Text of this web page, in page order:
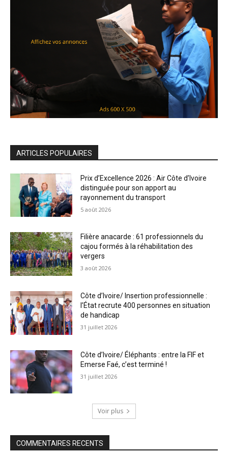
ARTICLES POPULAIRES
Prix d’Excellence 2026 : Air Côte d’Ivoire
distinguée pour son apport au
rayonnement du transport
5 août 2026
Filière anacarde : 61 professionnels du
cajou formés à la réhabilitation des
vergers
3 août 2026
Côte d’Ivoire/ Insertion professionnelle :
l’État recrute 400 personnes en situation
de handicap
31 juillet 2026
Côte d’Ivoire/ Éléphants : entre la FIF et
Emerse Faé, c’est terminé !
31 juillet 2026
Voir plus
COMMENTAIRES RECENTS